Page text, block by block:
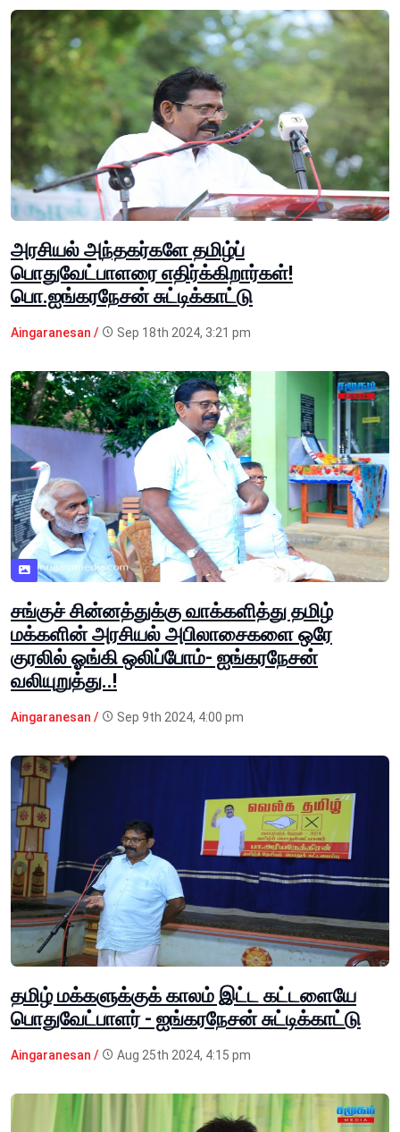
அரசியல் அந்தகர்களே தமிழ்ப்
பொதுவேட்பாளரை எதிர்க்கிறார்கள்!
பொ.ஐங்கரநேசன் சுட்டிக்காட்டு
Aingaranesan / Sep 18th 2024, 3:21 pm
சங்குச் சின்னத்துக்கு வாக்களித்து தமிழ்
மக்களின் அரசியல் அபிலாசைகளை ஒரே
குரலில் ஓங்கி ஒலிப்போம்- ஐங்கரநேசன்
வலியுறுத்து..!
Aingaranesan / Sep 9th 2024, 4:00 pm
தமிழ் மக்களுக்குக் காலம் இட்ட கட்டளையே
பொதுவேட்பாளர் - ஐங்கரநேசன் சுட்டிக்காட்டு
Aingaranesan / Aug 25th 2024, 4:15 pm